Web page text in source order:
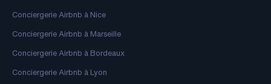
Conciergerie Airbnb à Nice
Conciergerie Airbnb à Marseille
Conciergerie Airbnb à Bordeaux
Conciergerie Airbnb à Lyon